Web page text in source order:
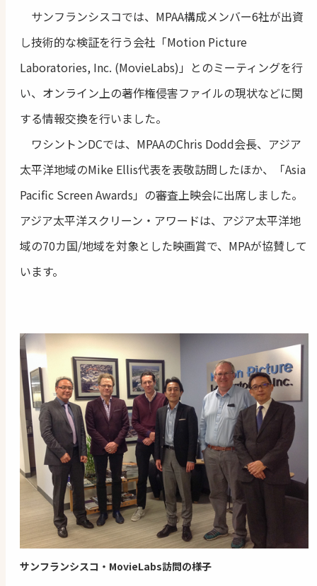
サンフランシスコでは、MPAA構成メンバー6社が出資
し技術的な検証を行う会社「Motion Picture
Laboratories, Inc. (MovieLabs)」とのミーティングを行
い、オンライン上の著作権侵害ファイルの現状などに関
する情報交換を行いました。
ワシントンDCでは、MPAAのChris Dodd会長、アジア
太平洋地域のMike Ellis代表を表敬訪問したほか、「Asia
Pacific Screen Awards」の審査上映会に出席しました。
アジア太平洋スクリーン・アワードは、アジア太平洋地
域の70カ国/地域を対象とした映画賞で、MPAが協賛して
います。
サンフランシスコ・MovieLabs訪問の様子